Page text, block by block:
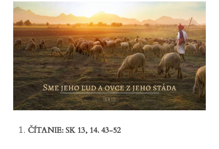
ČÍTANIE: SK 13, 14. 43-52